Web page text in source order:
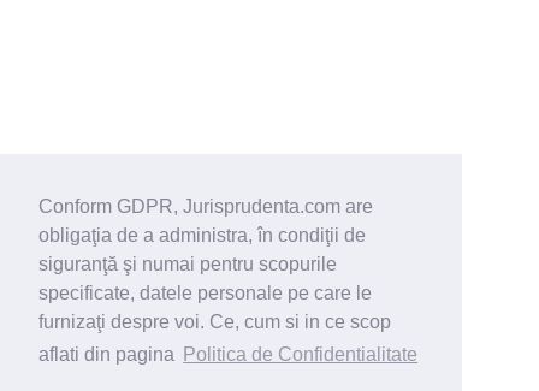
Conform GDPR, Jurisprudenta.com are
obligaţia de a administra, în condiţii de
siguranţă şi numai pentru scopurile
specificate, datele personale pe care le
furnizaţi despre voi. Ce, cum si in ce scop
aflati din pagina
Politica de Confidentialitate